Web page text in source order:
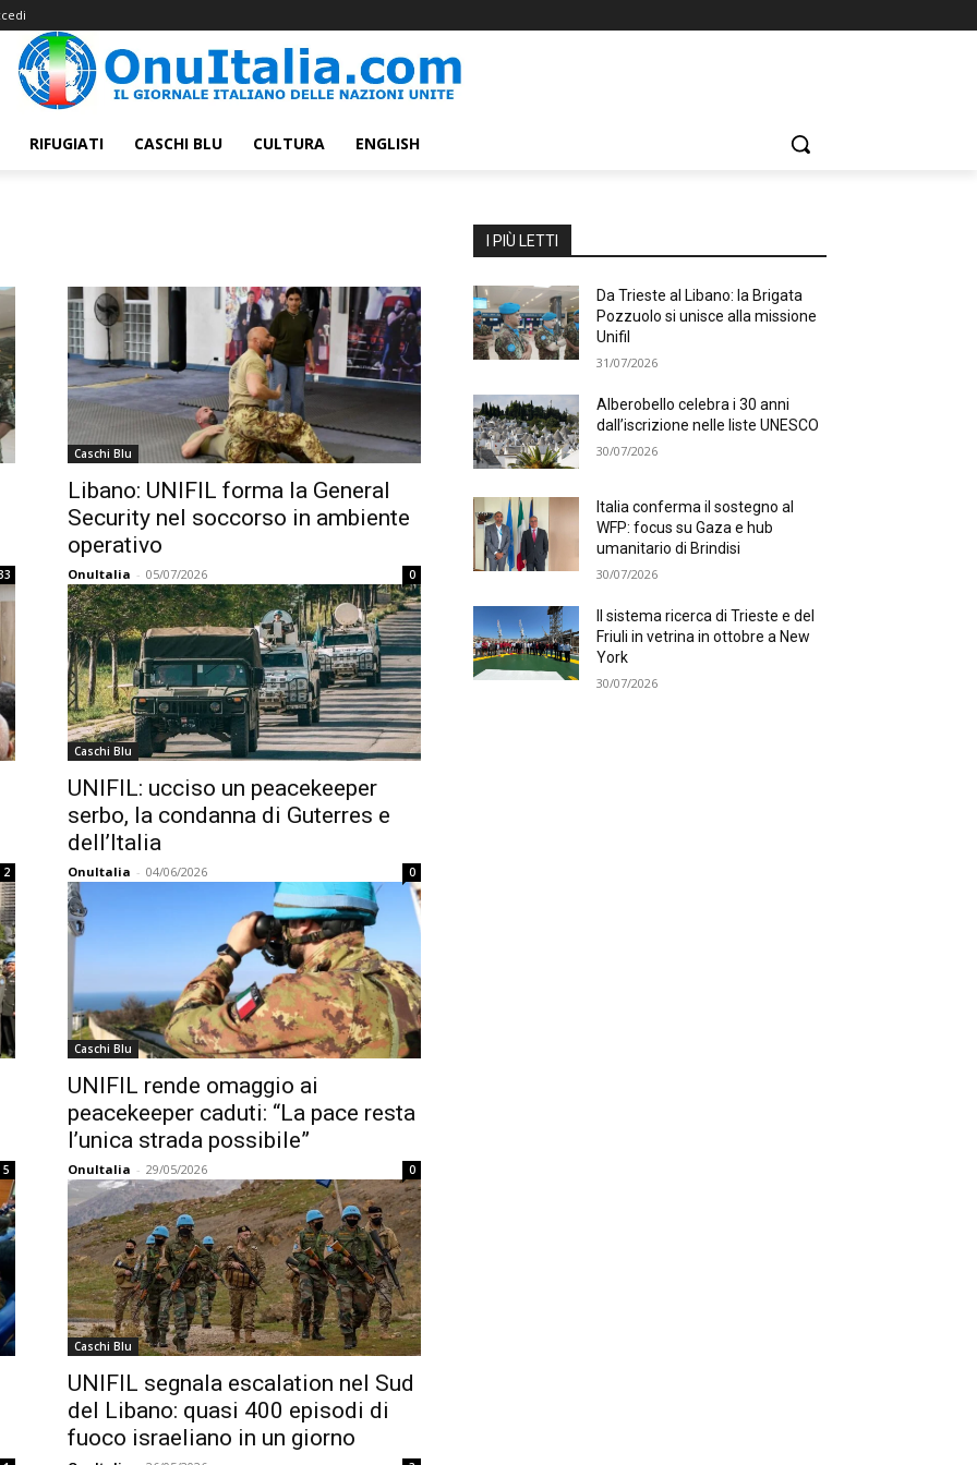
RIFUGIATI CASCHI BLU CULTURA ENGLISH
Caschi Blu
Libano: UNIFIL forma la General
Security nel soccorso in ambiente
operativo
OnuItalia - 05/07/2026 0
2
Caschi Blu
UNIFIL: ucciso un peacekeeper
serbo, la condanna di Guterres e
dell’Italia
OnuItalia - 04/06/2026 0
5
Caschi Blu
UNIFIL rende omaggio ai
peacekeeper caduti: “La pace resta
l’unica strada possibile”
OnuItalia - 29/05/2026 0
Caschi Blu
UNIFIL segnala escalation nel Sud
del Libano: quasi 400 episodi di
fuoco israeliano in un giorno
I PIÙ LETTI
Da Trieste al Libano: la Brigata
Pozzuolo si unisce alla missione
Unifil
31/07/2026
Alberobello celebra i 30 anni
dall’iscrizione nelle liste UNESCO
30/07/2026
Italia conferma il sostegno al
WFP: focus su Gaza e hub
umanitario di Brindisi
30/07/2026
Il sistema ricerca di Trieste e del
Friuli in vetrina in ottobre a New
York
30/07/2026